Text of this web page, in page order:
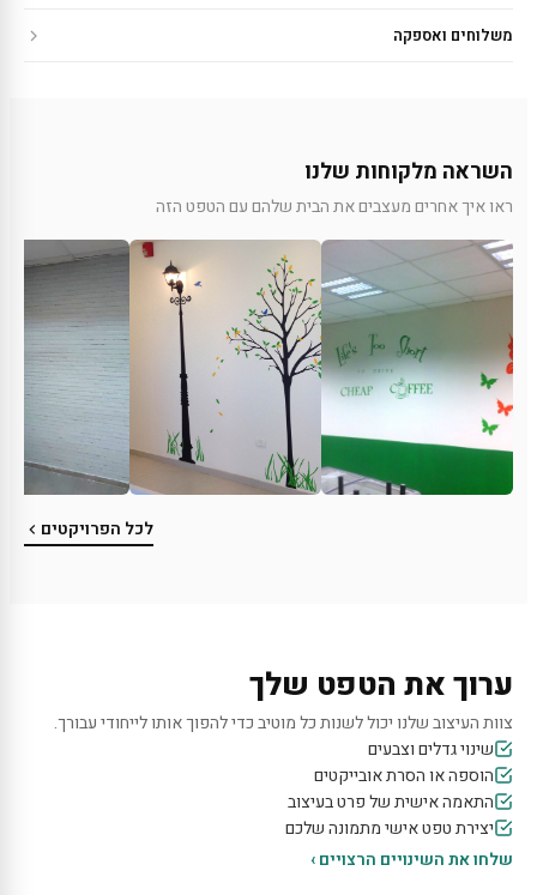
משלוחים ואספקה
השראה מלקוחות שלנו
ראו איך אחרים מעצבים את הבית שלהם עם הטפט הזה
לכל הפרויקטים
ערוך את הטפט שלך
צוות העיצוב שלנו יכול לשנות כל מוטיב כדי להפוך אותו לייחודי עבורך.
שינוי גדלים וצבעים
הוספה או הסרת אובייקטים
התאמה אישית של פרט בעיצוב
יצירת טפט אישי מתמונה שלכם
שלחו את השינויים הרצויים ›